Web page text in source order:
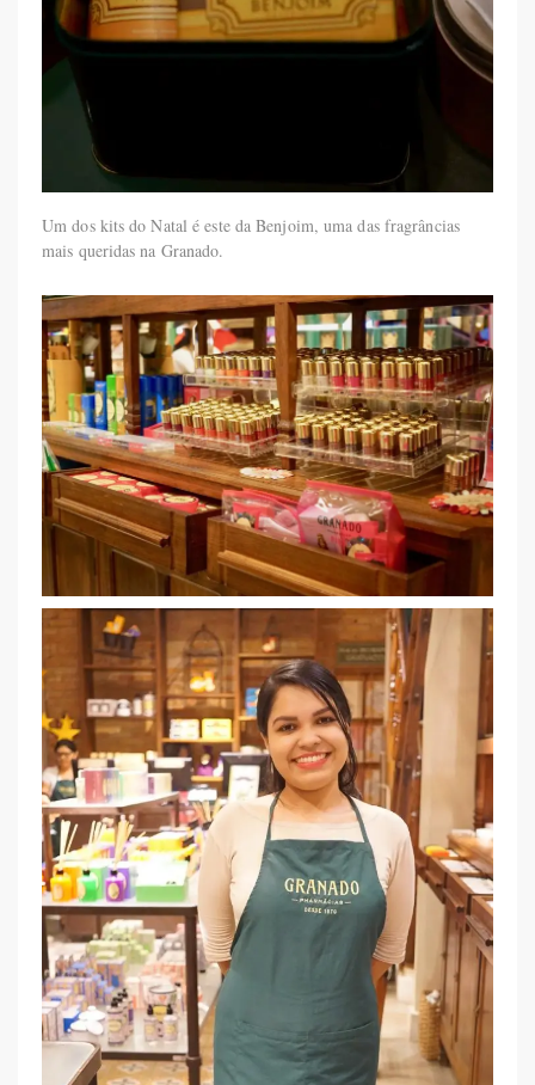
Um dos kits do Natal é este da Benjoim, uma das fragrâncias
mais queridas na Granado.